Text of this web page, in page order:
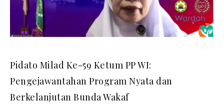
Pidato Milad Ke-59 Ketum PP WI:
Pengejawantahan Program Nyata dan
Berkelanjutan Bunda Wakaf